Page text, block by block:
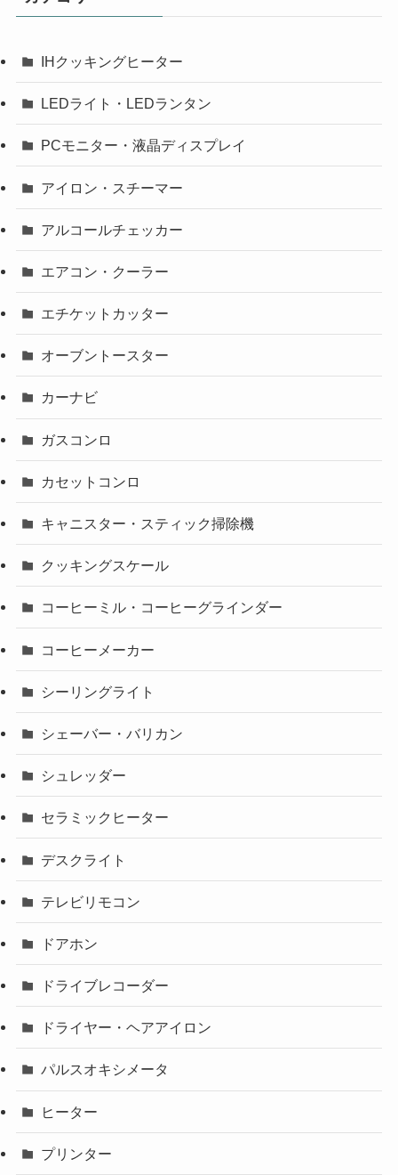
IHクッキングヒーター
LEDライト・LEDランタン
PCモニター・液晶ディスプレイ
アイロン・スチーマー
アルコールチェッカー
エアコン・クーラー
エチケットカッター
オーブントースター
カーナビ
ガスコンロ
カセットコンロ
キャニスター・スティック掃除機
クッキングスケール
コーヒーミル・コーヒーグラインダー
コーヒーメーカー
シーリングライト
シェーバー・バリカン
シュレッダー
セラミックヒーター
デスクライト
テレビリモコン
ドアホン
ドライブレコーダー
ドライヤー・ヘアアイロン
パルスオキシメータ
ヒーター
プリンター